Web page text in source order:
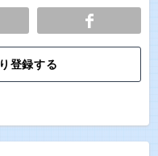
登録する